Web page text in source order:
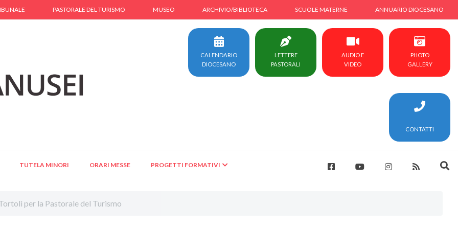
PASTORALE DEL TURISMO MUSEO ARCHIVIO/BIBLIOTECA SCUOLE MATERNE ANNUARIO DIOCESANO
CALENDARIO
DIOCESANO
LETTERE
PASTORALI
AUDIO E
VIDEO
PHOTO
GALLERY
CONTATTI
TUTELA MINORI ORARI MESSE PROGETTI FORMATIVI
per la Pastorale del Turismo